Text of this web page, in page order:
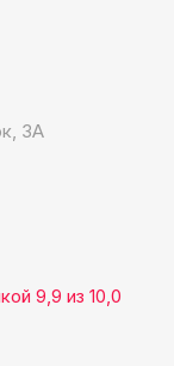
3А
9,9 из 10,0